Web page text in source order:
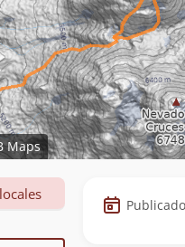
Maps
Datos
de